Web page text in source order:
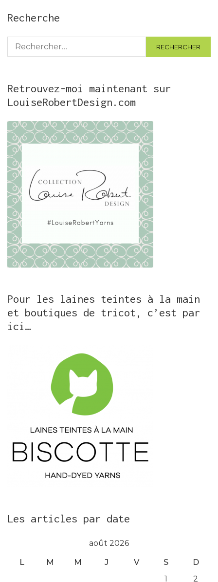
Recherche
Rechercher :
Retrouvez-moi maintenant sur
LouiseRobertDesign.com
Pour les laines teintes à la main
et boutiques de tricot, c’est par
ici…
Les articles par date
août 2026
L M M J V S
D
1
2